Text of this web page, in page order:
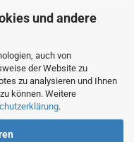
und andere
auch von
der Website zu
zu analysieren und Ihnen
können. Weitere
.